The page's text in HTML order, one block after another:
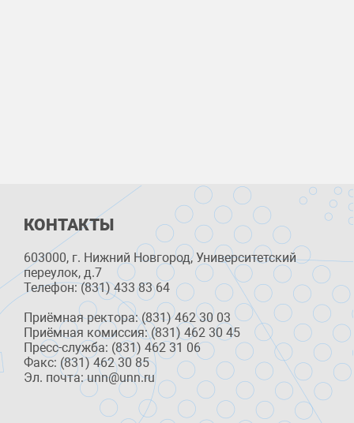
КОНТАКТЫ
603000, г. Нижний Новгород, Университетский
переулок, д.7
Телефон: (831) 433 83 64
Приёмная ректора: (831) 462 30 03
Приёмная комиссия: (831) 462 30 45
Пресс-служба: (831) 462 31 06
Факс: (831) 462 30 85
Эл. почта: unn@unn.ru